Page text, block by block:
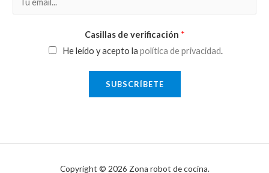
m
Casillas de verificación *
He leído y acepto la política de privacidad.
SUBSCRÍBETE
Copyright © 2026 Zona robot de cocina.